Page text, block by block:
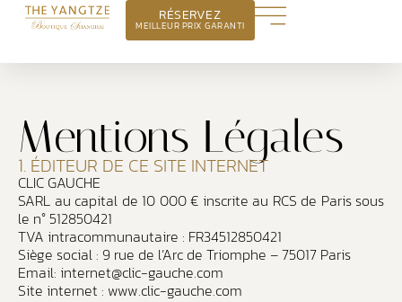
RÉSERVEZ
MEILLEUR PRIX GARANTI
Mentions Légales
1. ÉDITEUR DE CE SITE INTERNET
CLIC GAUCHE
SARL au capital de 10 000 € inscrite au RCS de Paris sous
le n° 512850421
TVA intracommunautaire : FR34512850421
Siège social : 9 rue de l’Arc de Triomphe – 75017 Paris
Email: internet@clic-gauche.com
Site internet : www.clic-gauche.com